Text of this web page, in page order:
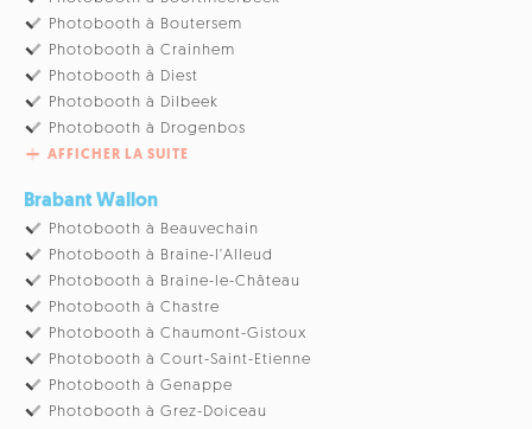
Photobooth à Boutersem
Photobooth à Crainhem
Photobooth à Diest
Photobooth à Dilbeek
Photobooth à Drogenbos
AFFICHER LA SUITE
Brabant Wallon
Photobooth à Beauvechain
Photobooth à Braine-l'Alleud
Photobooth à Braine-le-Château
Photobooth à Chastre
Photobooth à Chaumont-Gistoux
Photobooth à Court-Saint-Etienne
Photobooth à Genappe
Photobooth à Grez-Doiceau